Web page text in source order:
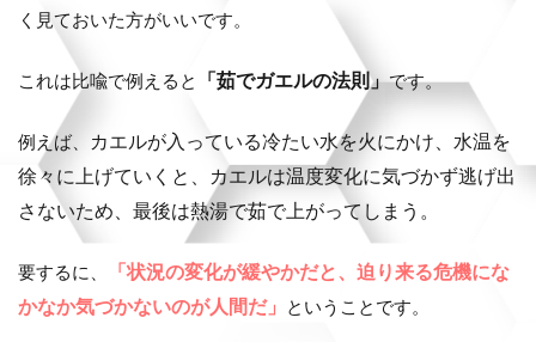
く見ておいた方がいいです。
これは比喩で例えると 「茹でガエルの法則」です。
例えば、
カエルが入っている冷たい水を火にかけ、水温を
徐々に上げていくと、カエルは温度変化に気づかず逃げ出
さないため、最後は熱湯で茹で上がってしまう。
要するに、
「状況の変化が緩やかだと、迫り来る危機にな
かなか気づかないのが人間だ」
ということです。